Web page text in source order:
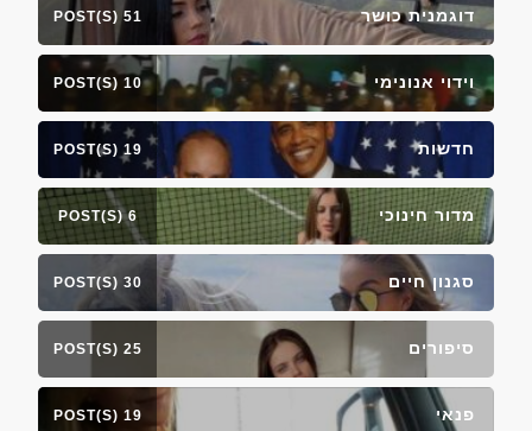
דוגמנית כושר 51 POST(S)
וידוי אנונימי 10 POST(S)
חדשות 19 POST(S)
מדור חינוכי 6 POST(S)
סגנון חיים 30 POST(S)
סיפורים 25 POST(S)
פנאי 19 POST(S)